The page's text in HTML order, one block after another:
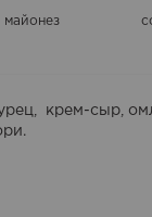
майонез
крем-сыр,